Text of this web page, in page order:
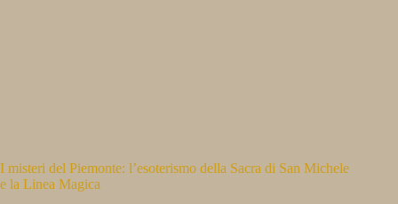
I misteri del Piemonte: l’esoterismo della Sacra di San Michele
e la Linea Magica